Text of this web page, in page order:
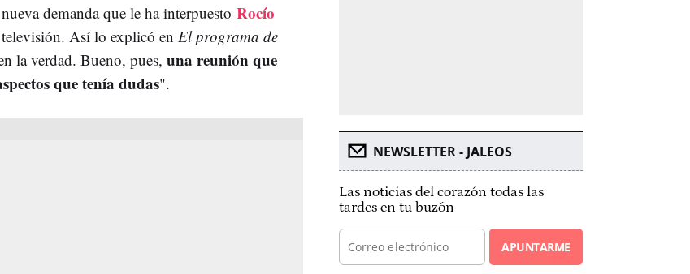
demanda que le ha interpuesto Rocío
Así lo explicó en El programa de
la verdad. Bueno, pues, una reunión que
que tenía dudas".
NEWSLETTER - JALEOS
Las noticias del corazón todas las
tardes en tu buzón
APUNTARME